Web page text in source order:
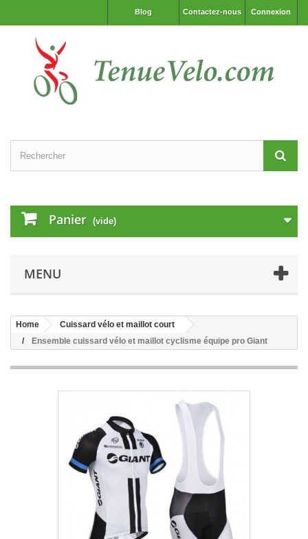
Connexion
Contactez-nous
Blog
Panier (vide)
MENU
Home
Cuissard vélo et maillot court
Ensemble cuissard vélo et maillot cyclisme équipe pro Giant